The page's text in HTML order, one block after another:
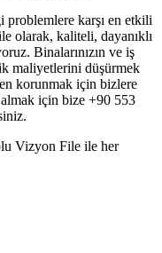
problemlere karşı en etkili
olarak, kaliteli, dayanıklı
Binalarınızın ve iş
maliyetlerini düşürmek
korunmak için bizlere
için bize +90 553
Vizyon File ile her